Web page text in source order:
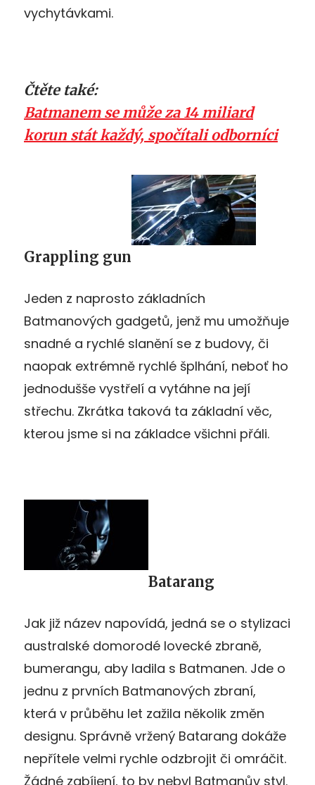
vychytávkami.
Čtěte také:
Batmanem se může za 14 miliard
korun stát každý, spočítali odborníci
Grappling gun
Jeden z naprosto základních
Batmanových gadgetů, jenž mu umožňuje
snadné a rychlé slanění se z budovy, či
naopak extrémně rychlé šplhání, neboť ho
jednodušše vystřelí a vytáhne na její
střechu. Zkrátka taková ta základní věc,
kterou jsme si na základce všichni přáli.
Batarang
Jak již název napovídá, jedná se o stylizaci
australské domorodé lovecké zbraně,
bumerangu, aby ladila s Batmanen. Jde o
jednu z prvních Batmanových zbraní,
která v průběhu let zažila několik změn
designu. Správně vržený Batarang dokáže
nepřítele velmi rychle odzbrojit či omráčit.
Žádné zabíjení, to by nebyl Batmanův styl.